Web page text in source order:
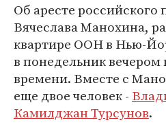
Об аресте российского
Вячеслава Манохина,
квартире ООН в Нью-
в понедельник
времени. Вместе с
еще двое человек -
Камилджан Турсунов.